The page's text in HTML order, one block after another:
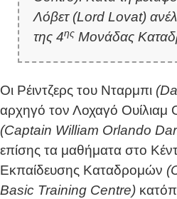
Λόβετ (Lord Lovat)
της 4ης Μονάδας
Οι Ρέιντζερς του Νταρμπι
αρχηγό τον Λοχαγό Ουίλιαμ
(Captain William Orlando
επίσης τα μαθήματα στο
Εκπαίδευσης Καταδρομών
Basic Training Centre)